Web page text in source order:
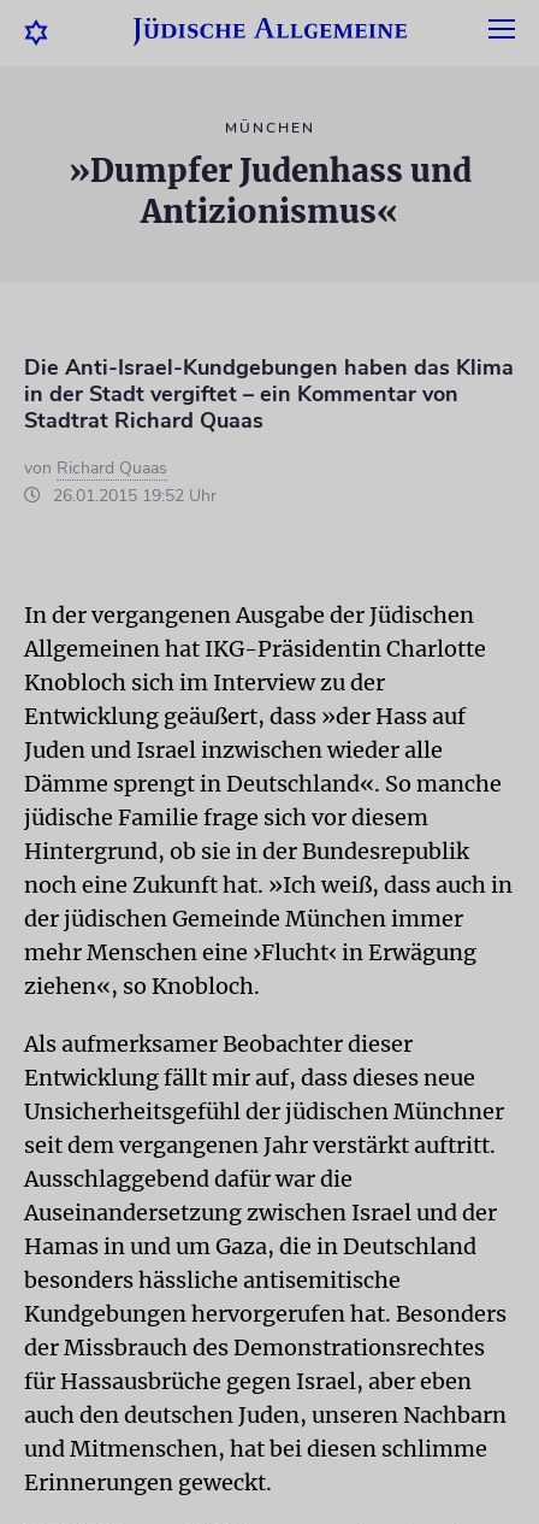
MÜNCHEN
»Dumpfer Judenhass und
Antizionismus«
Die Anti-Israel-Kundgebungen haben das Klima
in der Stadt vergiftet – ein Kommentar von
Stadtrat Richard Quaas
von Richard Quaas
26.01.2015 19:52 Uhr
In der vergangenen Ausgabe der Jüdischen
Allgemeinen hat IKG-Präsidentin Charlotte
Knobloch sich im Interview zu der
Entwicklung geäußert, dass »der Hass auf
Juden und Israel inzwischen wieder alle
Dämme sprengt in Deutschland«. So manche
jüdische Familie frage sich vor diesem
Hintergrund, ob sie in der Bundesrepublik
noch eine Zukunft hat. »Ich weiß, dass auch in
der jüdischen Gemeinde München immer
mehr Menschen eine ›Flucht‹ in Erwägung
ziehen«, so Knobloch.
Als aufmerksamer Beobachter dieser
Entwicklung fällt mir auf, dass dieses neue
Unsicherheitsgefühl der jüdischen Münchner
seit dem vergangenen Jahr verstärkt auftritt.
Ausschlaggebend dafür war die
Auseinandersetzung zwischen Israel und der
Hamas in und um Gaza, die in Deutschland
besonders hässliche antisemitische
Kundgebungen hervorgerufen hat. Besonders
der Missbrauch des Demonstrationsrechtes
für Hassausbrüche gegen Israel, aber eben
auch den deutschen Juden, unseren Nachbarn
und Mitmenschen, hat bei diesen schlimme
Erinnerungen geweckt.